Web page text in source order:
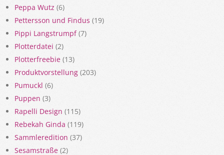
Peppa Wutz (6)
Pettersson und Findus (19)
Pippi Langstrumpf(7)
Plotterdatei (2)
Plotterfreebie (13)
Produktvorstellung (203)
Pumuckl (6)
Puppen (3)
Rapelli Design (115)
Rebekah Ginda (119)
Sammleredition (37)
Sesamstraße (2)